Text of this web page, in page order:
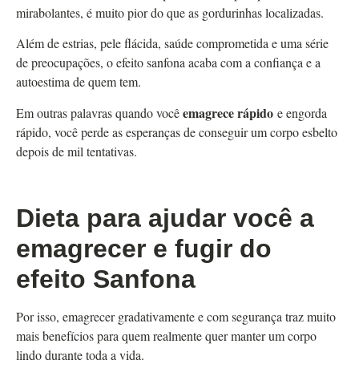
mirabolantes, é muito pior do que as gordurinhas localizadas.
Além de estrias, pele flácida, saúde comprometida e uma série
de preocupações, o efeito sanfona acaba com a confiança e a
autoestima de quem tem.
Em outras palavras quando vocêemagrece rápido e engorda
rápido, você perde as esperanças de conseguir um corpo esbelto
depois de mil tentativas.
Dieta para ajudar você a
emagrecer e fugir do
efeito Sanfona
Por isso, emagrecer gradativamente e com segurança traz muito
mais benefícios para quem realmente quer manter um corpo
lindo durante toda a vida.